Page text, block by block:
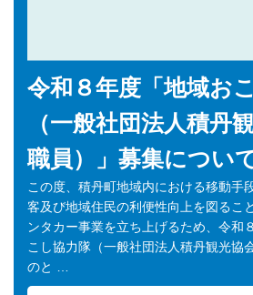
令和８年度「地域お
（一般社団法人積丹
職員）」募集につい
この度、積丹町地域内における移動手
客及び地域住民の利便性向上を図るこ
ンタカー事業を立ち上げるため、令和
こし協力隊（一般社団法人積丹観光
のと …